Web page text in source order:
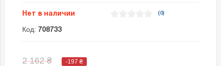
Нет в наличии (0)
Код: 708733
2 162 ₴ -197 ₴